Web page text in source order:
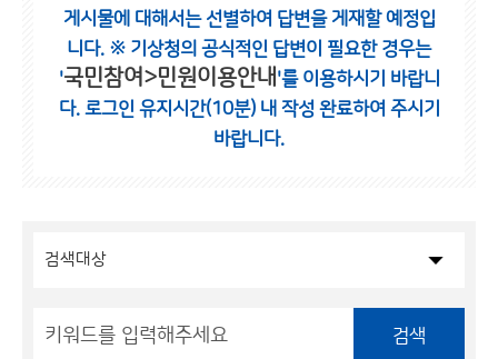
게시물에 대해서는 선별하여 답변을 게재할 예정입
니다. ※ 기상청의 공식적인 답변이 필요한 경우는
'국민참여>민원이용안내 '를 이용하시기 바랍니
다. 로그인 유지시간(10분) 내 작성 완료하여 주시기
바랍니다.
검색